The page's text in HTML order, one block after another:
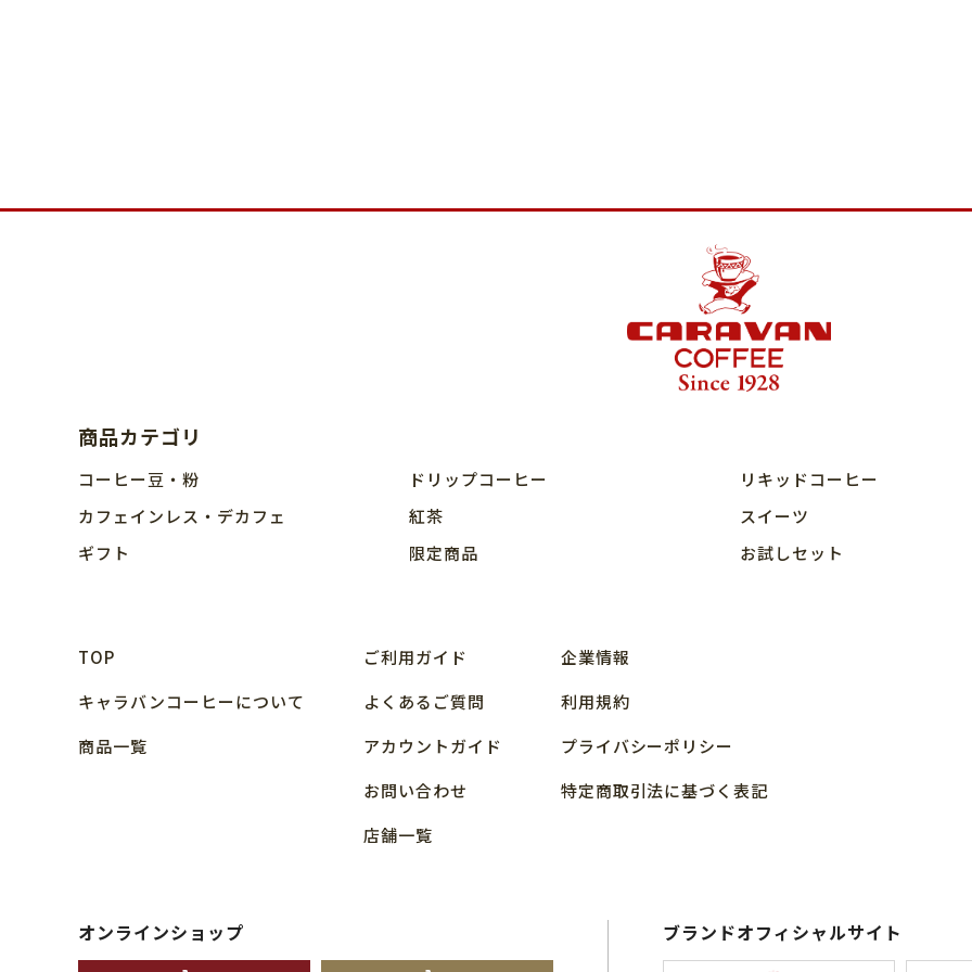
商品カテゴリ
コーヒー豆・粉 ドリップコーヒー
リキッドコーヒー
カフェインレス・デカフェ
紅茶
スイーツ
ギフト
限定商品 お試しセット
TOP
キャラバンコーヒーについて
商品⼀覧
ご利用ガイド
よくあるご質問
アカウントガイド
お問い合わせ
店舗⼀覧
企業情報
利用規約
プライバシーポリシー
特定商取引法に基づく表記
オンラインショップ ブランドオフィシャルサイト